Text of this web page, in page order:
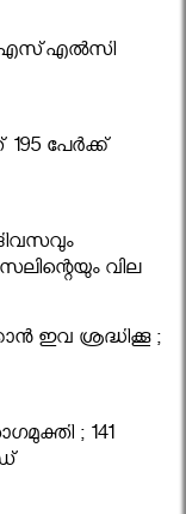
പേര്‍ക്ക്
വില
ഇവ ശ്രദ്ധിക്കൂ ;
; 141